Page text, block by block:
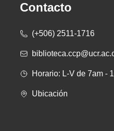
Contacto
(+506) 2511-1716
Horario: L-V de 7am -
Ubicación